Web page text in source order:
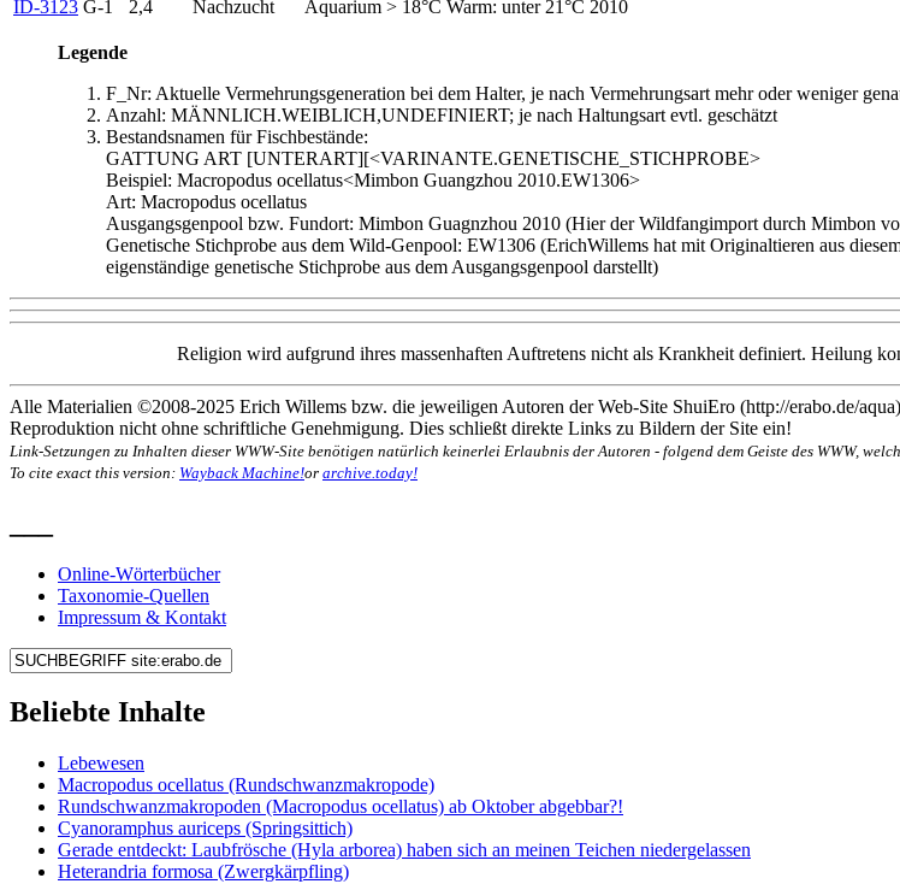
ID-3123 G-1 2,4 Nachzucht Aquarium > 18°C Warm: unter 21°C 2010
Legende
F_Nr: Aktuelle Vermehrungsgeneration bei dem Halter, je nach Vermehrungsart mehr oder weniger
Anzahl: MÄNNLICH.WEIBLICH,UNDEFINIERT; je nach Haltungsart evtl. geschätzt
Bestandsnamen für Fischbestände:
GATTUNG ART [UNTERART][<VARINANTE.GENETISCHE_STICHPROBE>
Beispiel: Macropodus ocellatus<Mimbon Guangzhou 2010.EW1306>
Art: Macropodus ocellatus
Ausgangsgenpool bzw. Fundort: Mimbon Guagnzhou 2010 (Hier der Wildfangimport durch Mimbon
Genetische Stichprobe aus dem Wild-Genpool: EW1306 (ErichWillems hat mit Originaltieren aus
eigenständige genetische Stichprobe aus dem Ausgangsgenpool darstellt)
Religion wird aufgrund ihres massenhaften Auftretens nicht als Krankheit definiert. Heilung
Alle Materialien ©2008-2025 Erich Willems bzw. die jeweiligen Autoren der Web-Site ShuiEro (http://erabo.de/aqua)
Reproduktion nicht ohne schriftliche Genehmigung. Dies schließt direkte Links zu Bildern der Site ein!
Link-Setzungen zu Inhalten dieser WWW-Site benötigen natürlich keinerlei Erlaubnis der Autoren - folgend dem Geiste des WWW,
To cite exact this version: Wayback Machine!or archive.today!
Online-Wörterbücher
Taxonomie-Quellen
Impressum & Kontakt
Beliebte Inhalte
Lebewesen
Macropodus ocellatus (Rundschwanzmakropode)
Rundschwanzmakropoden (Macropodus ocellatus) ab Oktober abgebbar?!
Cyanoramphus auriceps (Springsittich)
Gerade entdeckt: Laubfrösche (Hyla arborea) haben sich an meinen Teichen niedergelassen
Heterandria formosa (Zwergkärpfling)